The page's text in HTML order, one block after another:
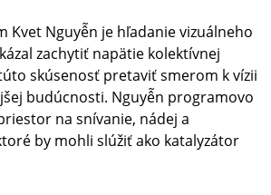
Kvet Nguyễn je hľadanie vizuálneho
zachytiť napätie kolektívnej
skúsenosť pretaviť smerom k vízii
budúcnosti. Nguyễn programovo
na snívanie, nádej a
by mohli slúžiť ako katalyzátor